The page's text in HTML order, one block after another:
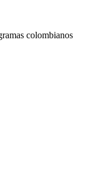
colombianos